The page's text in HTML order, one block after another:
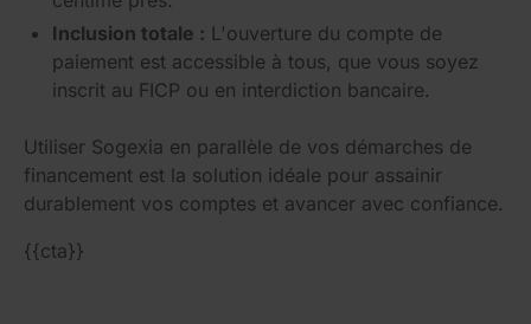
Inclusion totale : L'ouverture du compte de
paiement est accessible à tous, que vous soyez
inscrit au FICP ou en interdiction bancaire.
Utiliser Sogexia en parallèle de vos démarches de
financement est la solution idéale pour assainir
durablement vos comptes et avancer avec confiance.
{{cta}}